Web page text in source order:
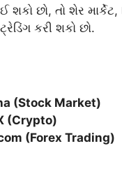
છો, તો શેર માર્કેટ,
કરી શકો છો.
(Stock Market)
(Crypto)
(Forex Trading)